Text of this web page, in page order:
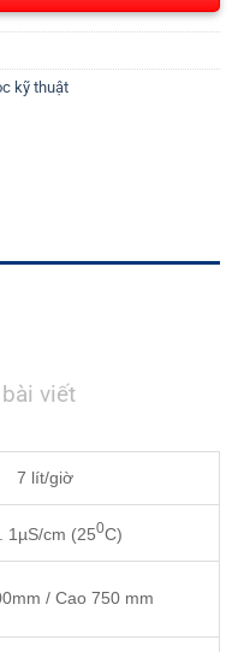
kỹ thuật
viết
7 lít/giờ
1µS/cm (250C)
/ Cao 750 mm